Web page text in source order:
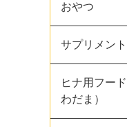
おやつ
サプリメン
ヒナ用フー
わだま）